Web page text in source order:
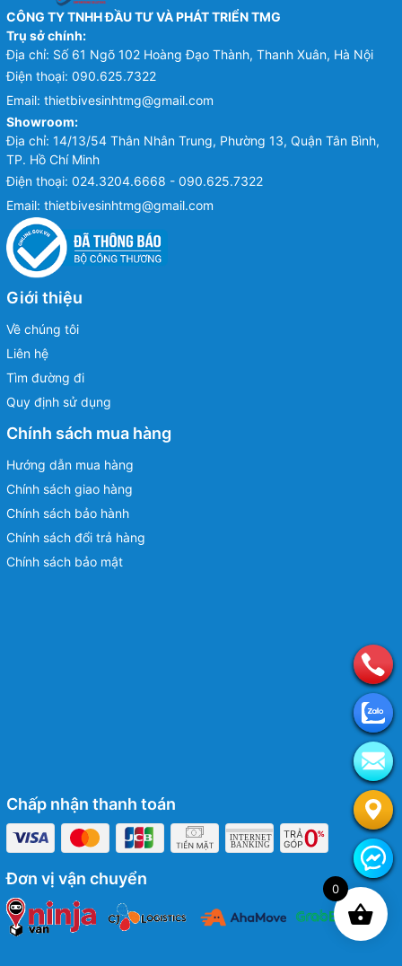
CÔNG TY TNHH ĐẦU TƯ VÀ PHÁT TRIỂN TMG
Trụ sở chính:
Địa chỉ: Số 61 Ngõ 102 Hoàng Đạo Thành, Thanh Xuân, Hà Nội
Điện thoại: 090.625.7322
Email: thietbivesinhtmg@gmail.com
Showroom:
Địa chỉ: 14/13/54 Thân Nhân Trung, Phường 13, Quận Tân Bình,
TP. Hồ Chí Minh
Điện thoại: 024.3204.6668 - 090.625.7322
Email: thietbivesinhtmg@gmail.com
Giới thiệu
Về chúng tôi
Liên hệ
Tìm đường đi
Quy định sử dụng
Chính sách mua hàng
Hướng dẫn mua hàng
Chính sách giao hàng
Chính sách bảo hành
Chính sách đổi trả hàng
Chính sách bảo mật
Chấp nhận thanh toán
Đơn vị vận chuyển
0